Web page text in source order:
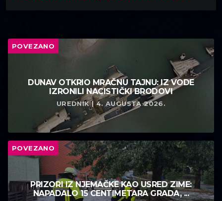
POVEZANO
DUNAV OTKRIO MRAČNU TAJNU: IZ VODE
IZRONILI NACISTIČKI BRODOVI
UREDNIK | 4. AUGUSTA 2026.
POVEZANO
PRIZORI IZ NJEMAČKE KAO USRED ZIME:
NAPADALO 15 CENTIMETARA GRADA, ...